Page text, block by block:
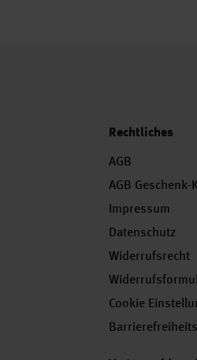
Rechtliches
AGB
AGB Geschenk-
Impressum
Datenschutz
Widerrufsrecht
Cookie